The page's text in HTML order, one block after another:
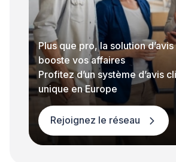
Plus que pro, la solution
booste vos affaires
Profitez d’un système d’avis
unique en Europe
Rejoignez le réseau